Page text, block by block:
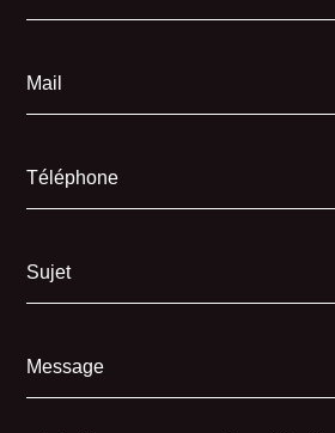
Mail
Téléphone
Sujet
Message